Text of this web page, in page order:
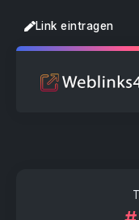
Link eintragen